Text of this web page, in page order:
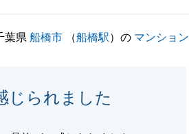
葉県船橋市 （船橋駅）の マンション
じられました